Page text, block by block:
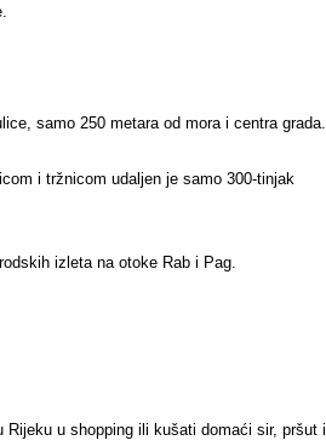
samo 250 metara od mora i centra grada.
i tržnicom udaljen je samo 300-tinjak
izleta na otoke Rab i Pag.
u shopping ili kušati domaći sir, pršut i